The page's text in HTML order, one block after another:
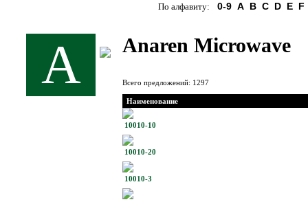
По алфавиту: 0-9 A B C D E F
A Anaren Microwave
Всего предложений: 1297
Наименование
10010-10
10010-20
10010-3